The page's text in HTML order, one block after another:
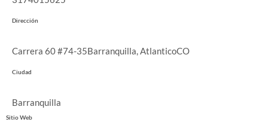
Dirección
Carrera 60 #74-35Barranquilla, AtlanticoCO
Ciudad
Barranquilla
Sitio Web